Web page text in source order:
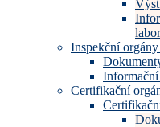
Inspekční orgány
Certifikační